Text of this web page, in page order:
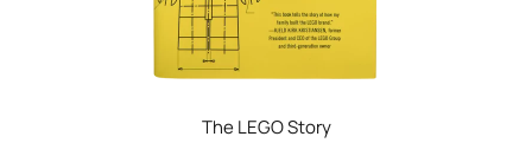
The LEGO Story